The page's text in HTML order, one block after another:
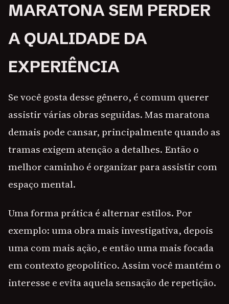
MARATONA SEM PERDER
A QUALIDADE DA
EXPERIÊNCIA
Se você gosta desse gênero, é comum querer
assistir várias obras seguidas. Mas maratona
demais pode cansar, principalmente quando as
tramas exigem atenção a detalhes. Então o
melhor caminho é organizar para assistir com
espaço mental.
Uma forma prática é alternar estilos. Por
exemplo: uma obra mais investigativa, depois
uma com mais ação, e então uma mais focada
em contexto geopolítico. Assim você mantém o
interesse e evita aquela sensação de repetição.